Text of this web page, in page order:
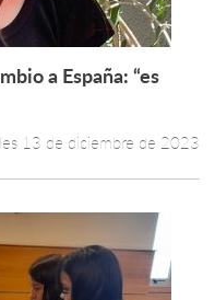
Leer más +
a España: “es
13 de diciembre de 2023